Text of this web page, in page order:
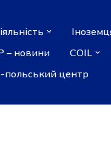
– новини
COIL
польський центр